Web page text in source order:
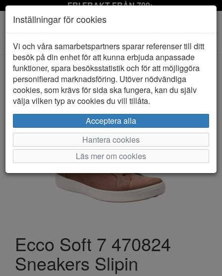
FRI FRAKT FRÅN 799:-
Toggle
navigation
HEM ECCO
Ecco Soft 7 470824
Sneakers Slipin
Inställningar för cookies
Vi och våra samarbetspartners sparar referenser till ditt
besök på din enhet för att kunna erbjuda anpassade
funktioner, spara besöksstatistik och för att möjliggöra
personifierad marknadsföring. Utöver nödvändiga
cookies, som krävs för sida ska fungera, kan du själv
välja vilken typ av cookies du vill tillåta.
Acceptera alla
Hantera cookies
Läs mer om cookies